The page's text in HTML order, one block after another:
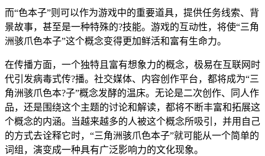
而“色本子”则可以作为游戏中的重要道具，提供任务线索、背
景故事，甚至是一种特殊的?技能。游戏的互动性，将使“三角
洲骇爪色本子”这个概念变得更加鲜活和富有生命力。
在传播方面，一个独特且富有想象力的概念，极易在互联网时
代引发病毒式传?播。社交媒体、内容创作平台，都将成为“三
角洲骇爪色本?子”概念发酵的温床。无论是二次创作、同人作
品，还是围绕这个主题的讨论和解读，都将不断丰富和拓展这
个概念的内涵。当越来越多的人被这个概念所吸引，并用自己
的方式去诠释它时，“三角洲骇爪色本子”就可能从一个简单的
词组，演变成一种具有广泛影响力的文化现象。